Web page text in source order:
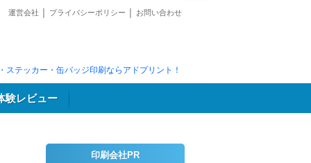
運営会社 プライバシーポリシー お問い合わせ
ステッカー・缶バッジ印刷ならアドプリント！
験レビュー
印刷会社PR